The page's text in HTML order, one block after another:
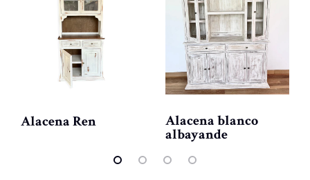
Alacena Ren Alacena blanco
albayande